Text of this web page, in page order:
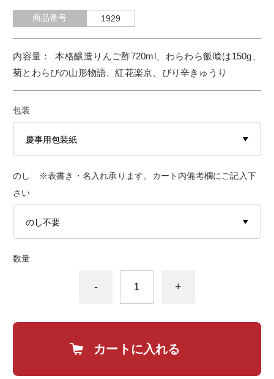
商品番号 1929
本格醸造りんご酢720ml、わらわら飯喰は150g、
菊とわらびの山形物語、紅花楽京、ぴり辛きゅうり
包装
のし ※表書き・名入れ承ります。カート内備考欄にご記入下
さい
数量
- +
カートに入れる